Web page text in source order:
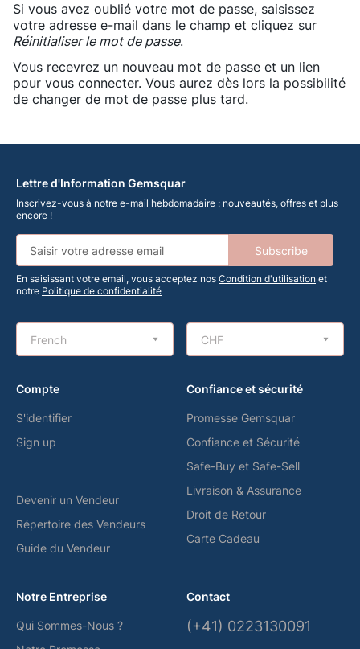
Si vous avez oublié votre mot de passe, saisissez
votre adresse e-mail dans le champ et cliquez sur
Réinitialiser le mot de passe.
Vous recevrez un nouveau mot de passe et un lien
pour vous connecter. Vous aurez dès lors la possibilité
de changer de mot de passe plus tard.
Lettre d'Information Gemsquar
Inscrivez-vous à notre e-mail hebdomadaire : nouveautés, offres et plus
encore !
Subscribe
En saisissant votre email, vous acceptez nos Condition d'utilisation et
notre Politique de confidentialité
French CHF
Compte
S'identifier
Sign up
Devenir un Vendeur
Répertoire des Vendeurs
Guide du Vendeur
Confiance et sécurité
Promesse Gemsquar
Confiance et Sécurité
Safe-Buy et Safe-Sell
Livraison & Assurance
Droit de Retour
Carte Cadeau
Notre Entreprise
Qui Sommes-Nous ?
Contact
(+41) 0223130091